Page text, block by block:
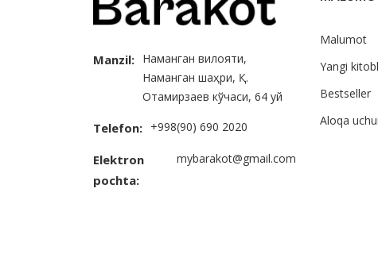
Manzil: Наманган вилояти,
Наманган шаҳри, Қ.
Отамирзаев кўчаси, 64 уй
Telefon: +998(90) 690 2020
Elektron
pochta:
mybarakot@gmail.com
Malumot
Yangi
Bestseller
Aloqa